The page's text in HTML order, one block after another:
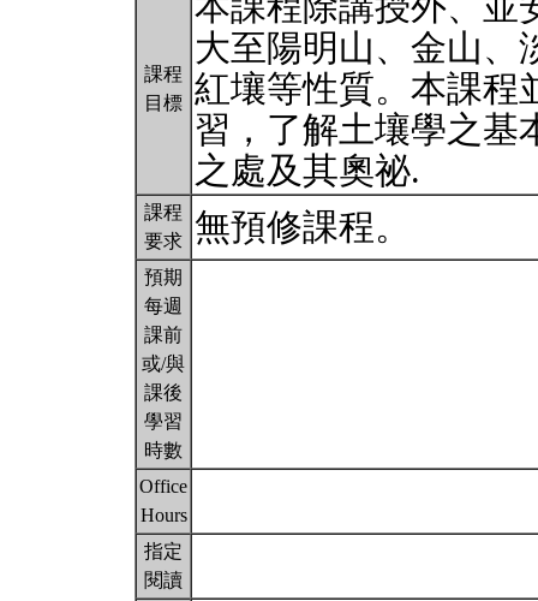
課程
目標
大至陽明山、金山、
紅壤等性質。本課程
習，了解土壤學之基
之處及其奧祕.
課程
要求
無預修課程。
預期
每週
課前
或/與
課後
學習
時數
Office
Hours
指定
閱讀